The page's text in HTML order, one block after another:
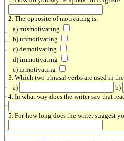
2. The opposite of motivating is:
a) mismotivating
b) unmotivating
c) demotivating
d) immotivating
e) inmotivating
3. Which two phrasal verbs are used in
a)
b)
4. In what way does the writer say that
5. For how long does the writer suggest